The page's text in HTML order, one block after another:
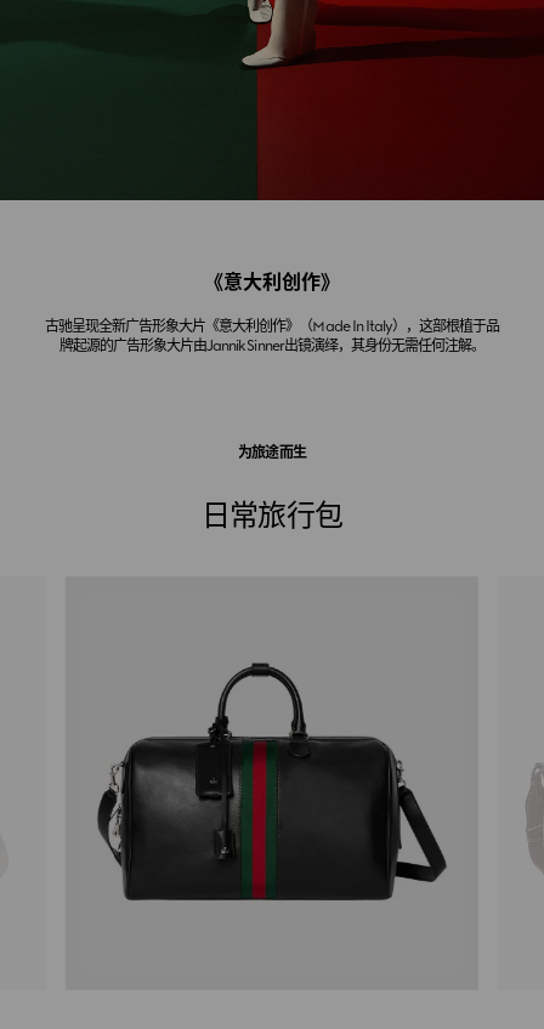
《意大利创作》
古驰呈现全新广告形象大片《意大利创作》（Made In Italy），这部根植于品
牌起源的广告形象大片由Jannik Sinner出镜演绎，其身份无需任何注解。
为旅途而生
日常旅行包